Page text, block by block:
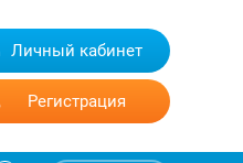
Личный кабинет
Регистрация